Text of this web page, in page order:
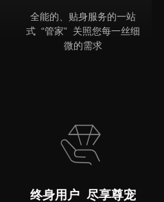
全能的、贴身服务的一站
式 “管家” 关照您每一丝细
微的需求
终身用户 尽享尊宠